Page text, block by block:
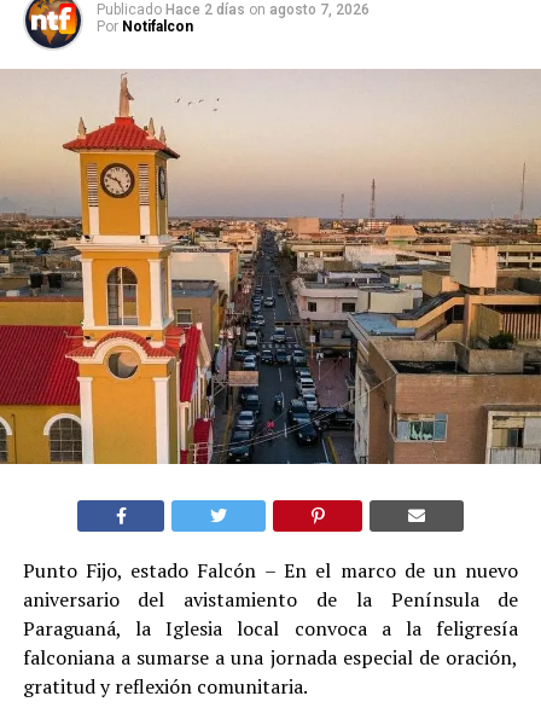
Publicado Hace 2 días on agosto 7, 2026
Por Notifalcon
Punto Fijo, estado Falcón – En el marco de un nuevo
aniversario del avistamiento de la Península de
Paraguaná, la Iglesia local convoca a la feligresía
falconiana a sumarse a una jornada especial de oración,
gratitud y reflexión comunitaria.